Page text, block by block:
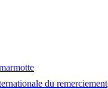
du remerciement